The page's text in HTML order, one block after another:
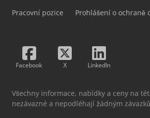
Pracovní pozice Prohlášení o ochraně
Facebook X LinkedIn
Všechny informace, nabídky a ceny na
nezávazné a nepodléhají žádným